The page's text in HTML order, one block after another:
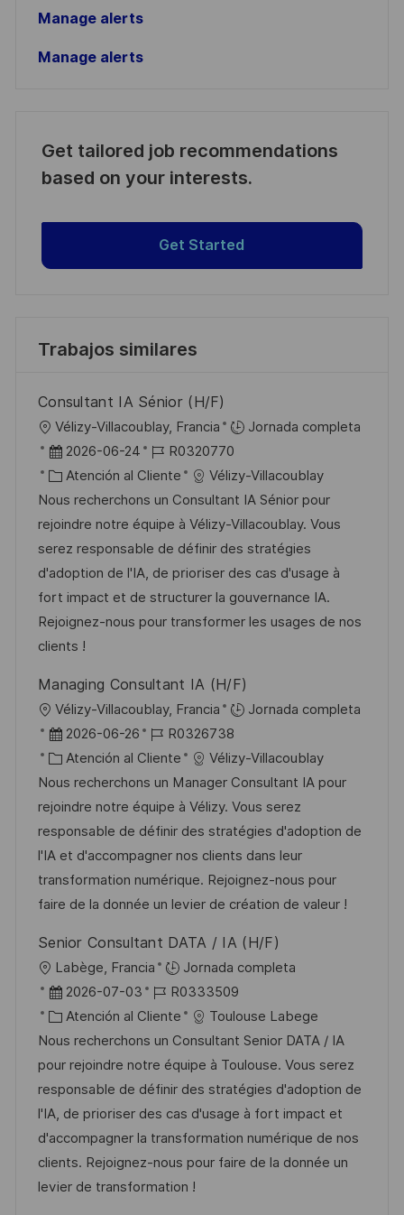
Manage alerts
Manage alerts
Get tailored job recommendations
based on your interests.
Get Started
Trabajos similares
Consultant IA Sénior (H/F)
U
b
c
a
c
i
ó
n
Vélizy-Villacoublay, Francia
Jornada completa
F
e
c
h
a
d
e
p
u
l
i
c
a
c
i
ó
n
2026-06-24
I
D
d
e
e
m
p
l
R0320770
C
a
t
e
g
o
r
í
Atención al Cliente
Vélizy-Villacoublay
Nous recherchons un Consultant IA Sénior pour
rejoindre notre équipe à Vélizy-Villacoublay. Vous
serez responsable de définir des stratégies
d'adoption de l'IA, de prioriser des cas d'usage à
fort impact et de structurer la gouvernance IA.
Rejoignez-nous pour transformer les usages de nos
clients !
Managing Consultant IA (H/F)
U
b
c
a
c
i
ó
n
Vélizy-Villacoublay, Francia
Jornada completa
F
e
c
h
a
d
e
p
b
l
i
c
a
c
i
ó
n
2026-06-26
I
D
d
e
e
m
p
o
R0326738
C
a
t
e
g
o
r
a
Atención al Cliente
Vélizy-Villacoublay
Nous recherchons un Manager Consultant IA pour
rejoindre notre équipe à Vélizy. Vous serez
responsable de définir des stratégies d'adoption de
l'IA et d'accompagner nos clients dans leur
transformation numérique. Rejoignez-nous pour
faire de la donnée un levier de création de valeur !
Senior Consultant DATA / IA (H/F)
U
b
c
a
c
i
ó
n
Labège, Francia
Jornada completa
F
e
c
h
a
d
e
p
u
2026-07-03
I
D
d
e
e
m
p
l
e
R0333509
C
a
t
e
g
o
r
í
Atención al Cliente
Toulouse Labege
Nous recherchons un Consultant Senior DATA / IA
pour rejoindre notre équipe à Toulouse. Vous serez
responsable de définir des stratégies d'adoption de
l'IA, de prioriser des cas d'usage à fort impact et
d'accompagner la transformation numérique de nos
clients. Rejoignez-nous pour faire de la donnée un
levier de transformation !